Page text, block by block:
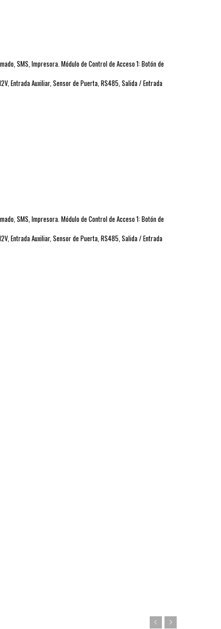
SMS, Impresora. Módulo de Control de Acceso 1: Botón de
Entrada Auxiliar, Sensor de Puerta, RS485, Salida / Entrada
SMS, Impresora. Módulo de Control de Acceso 1: Botón de
Entrada Auxiliar, Sensor de Puerta, RS485, Salida / Entrada